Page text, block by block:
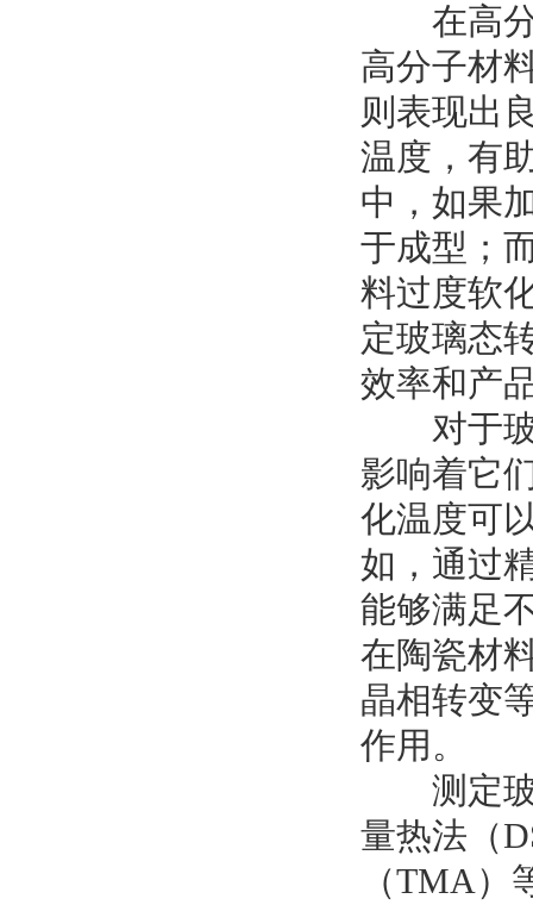
在高分
高分子材
则表现出
温度，有
中，如果
于成型；
料过度软
定玻璃态
效率和产
对于玻
影响着它
化温度可
如，通过
能够满足
在陶瓷材
晶相转变
作用。
测定玻
量热法（
（TMA